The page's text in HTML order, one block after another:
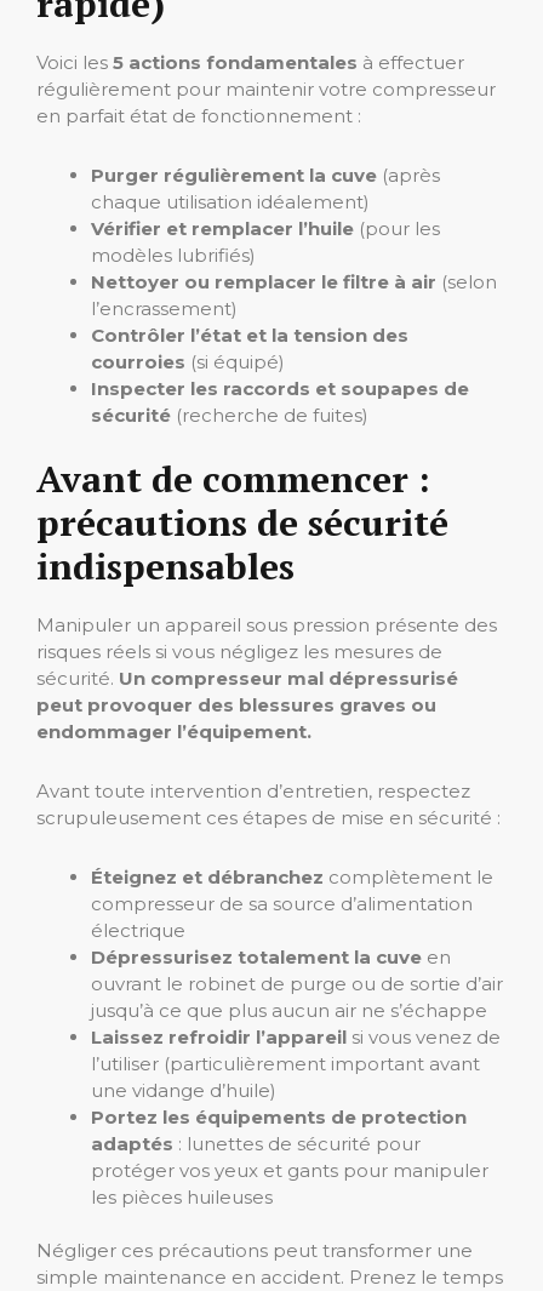
Voici les 5 actions fondamentales à effectuer
régulièrement pour maintenir votre compresseur
en parfait état de fonctionnement :
Purger régulièrement la cuve (après
chaque utilisation idéalement)
Vérifier et remplacer l’huile (pour les
modèles lubrifiés)
Nettoyer ou remplacer le filtre à air (selon
l’encrassement)
Contrôler l’état et la tension des
courroies (si équipé)
Inspecter les raccords et soupapes de
sécurité (recherche de fuites)
Avant de commencer :
précautions de sécurité
indispensables
Manipuler un appareil sous pression présente des
risques réels si vous négligez les mesures de
sécurité. Un compresseur mal dépressurisé
peut provoquer des blessures graves ou
endommager l’équipement.
Avant toute intervention d’entretien, respectez
scrupuleusement ces étapes de mise en sécurité :
Éteignez et débranchez complètement le
compresseur de sa source d’alimentation
électrique
Dépressurisez totalement la cuve en
ouvrant le robinet de purge ou de sortie d’air
jusqu’à ce que plus aucun air ne s’échappe
Laissez refroidir l’appareil si vous venez de
l’utiliser (particulièrement important avant
une vidange d’huile)
Portez les équipements de protection
adaptés : lunettes de sécurité pour
protéger vos yeux et gants pour manipuler
les pièces huileuses
Négliger ces précautions peut transformer une
simple maintenance en accident. Prenez le temps